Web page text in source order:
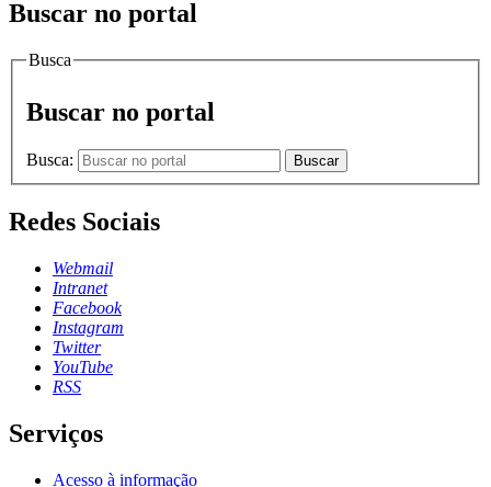
Buscar no portal
Busca
Buscar no portal
Busca: Buscar
Redes Sociais
Webmail
Intranet
Facebook
Instagram
Twitter
YouTube
RSS
Serviços
Acesso à informação